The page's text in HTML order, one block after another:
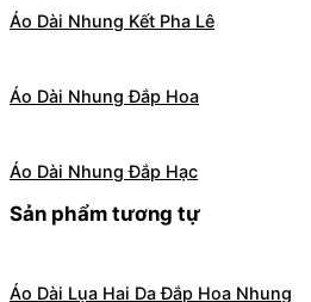
Áo Dài Nhung Kết Pha Lê
Áo Dài Nhung Đắp Hoa
Áo Dài Nhung Đắp Hạc
Sản phẩm tương tự
Áo Dài Lụa Hai Da Đắp Hoa Nhung